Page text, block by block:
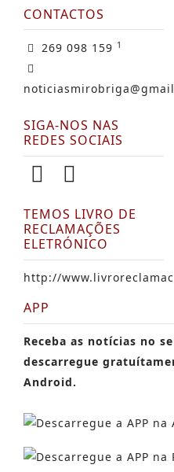
CONTACTOS
269 098 159 1
SIGA-NOS NAS
REDES SOCIAIS
TEMOS LIVRO DE
RECLAMAÇÕES
ELETRÓNICO
http://
APP
Receba as notícias no
descarregue
Android.